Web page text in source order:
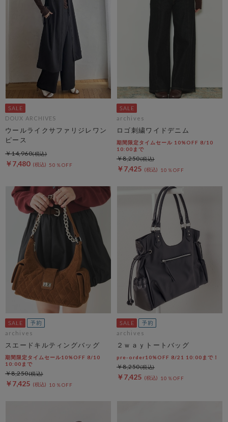
DOUX ARCHIVES
ウールライクサファリジレワン
ピース
￥7,480 50％OFF
￥14,960
archives
ロゴ刺繍ワイドデニム
期間限定タイムセール 10%OFF 8/10
10:00まで
￥7,425 10％OFF
￥8,250
archives
スエードキルティングバッグ
期間限定タイムセール10%OFF 8/10
10:00まで
￥7,425 10％OFF
￥8,250
archives
２ｗａｙトートバッグ
pre-order10%OFF 8/21 10:00まで！
￥7,425 10％OFF
￥8,250